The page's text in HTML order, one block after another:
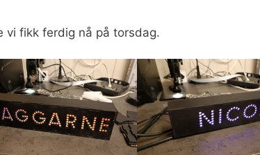
vi fikk ferdig nå på torsdag.